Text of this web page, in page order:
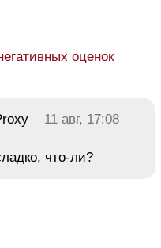
оценок
11 авг, 17:08
что-ли?